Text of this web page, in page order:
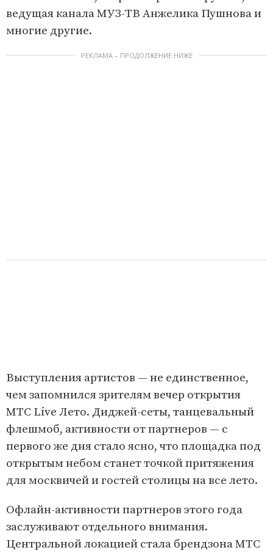
ведущая канала МУЗ-ТВ Анжелика Пушнова и
многие другие.
РЕКЛАМА – ПРОДОЛЖЕНИЕ НИЖЕ
Выступления артистов — не единственное,
чем запомнился зрителям вечер открытия
МТС Live Лето. Диджей-сеты, танцевальный
флешмоб, активности от партнеров — с
первого же дня стало ясно, что площадка под
открытым небом станет точкой притяжения
для москвичей и гостей столицы на все лето.
Офлайн-активности партнеров этого года
заслуживают отдельного внимания.
Центральной локацией стала брендзона МТС